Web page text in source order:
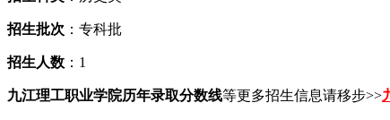
招生批次 ：专科批
招生人数 ：1
九江理工职业学院历年录取分数线等更多招生信息请移步>>